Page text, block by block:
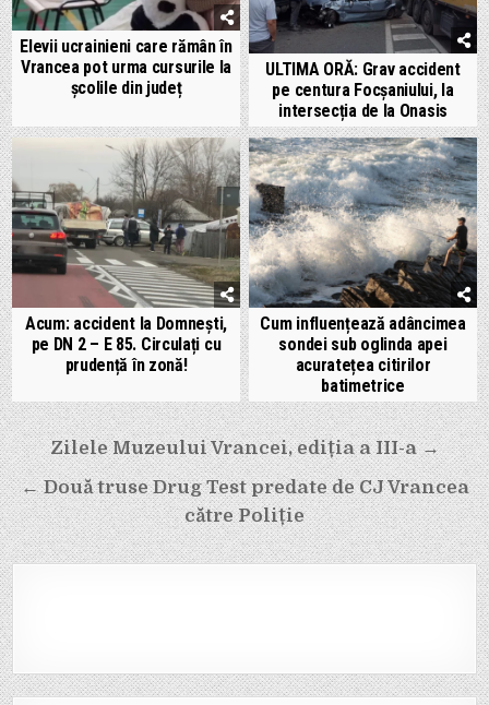
Elevii ucrainieni care rămân în
Vrancea pot urma cursurile la
școlile din județ
ULTIMA ORĂ: Grav accident
pe centura Focșaniului, la
intersecția de la Onasis
Acum: accident la Domnești,
pe DN 2 – E 85. Circulați cu
prudență în zonă!
Cum influențează adâncimea
sondei sub oglinda apei
acuratețea citirilor
batimetrice
Navigare
în
articole
Zilele Muzeului Vrancei, ediția a III-a →
← Două truse Drug Test predate de CJ Vrancea
către Poliție